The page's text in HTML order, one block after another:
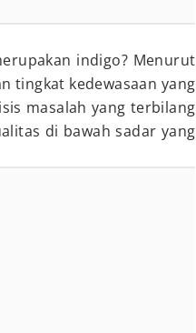
indigo? Menurut
tingkat kedewasaan yang
masalah yang terbilang
di bawah sadar yang